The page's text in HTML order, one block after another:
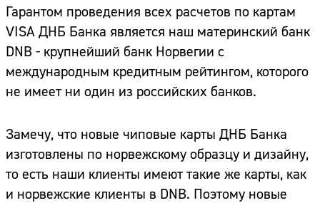
Гарантом проведения всех расчетов по картам
VISA ДНБ Банка является наш материнский банк
DNB - крупнейший банк Норвегии с
международным кредитным рейтингом, которого
не имеет ни один из российских банков.
Замечу, что новые чиповые карты ДНБ Банка
изготовлены по норвежскому образцу и дизайну,
то есть наши клиенты имеют такие же карты, как
и норвежские клиенты в DNB. Поэтому новые